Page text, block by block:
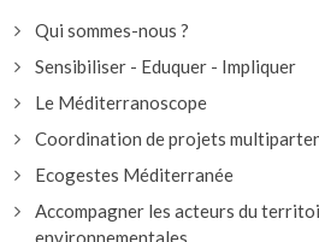
Qui sommes-nous ?
Sensibiliser - Eduquer - Impliquer
Le Méditerranoscope
Coordination de projets
Ecogestes Méditerranée
Accompagner les acteurs du
environnementales